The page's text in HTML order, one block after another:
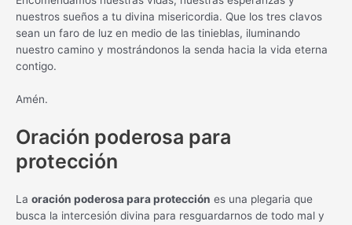
nuestros sueños a tu divina misericordia. Que los tres clavos
sean un faro de luz en medio de las tinieblas, iluminando
nuestro camino y mostrándonos la senda hacia la vida eterna
contigo.
Amén.
Oración poderosa para
protección
La oración poderosa para protección es una plegaria que
busca la intercesión divina para resguardarnos de todo mal y